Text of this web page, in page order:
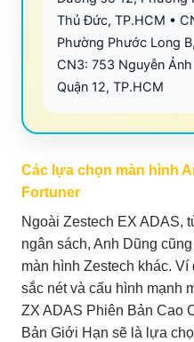
Thủ Đức, TP.HCM •
Phường Phước Long
CN3: 753 Nguyễn
Quận 12, TP.HCM
Các lựa chọn màn hình
Fortuner
Ngoài Zestech EX ADAS,
ngân sách, Anh Dũng
màn hình Zestech khác.
sắc nét và cấu hình mạnh
ZX ADAS Phiên Bản Cao
Bản Giới Hạn sẽ là lựa